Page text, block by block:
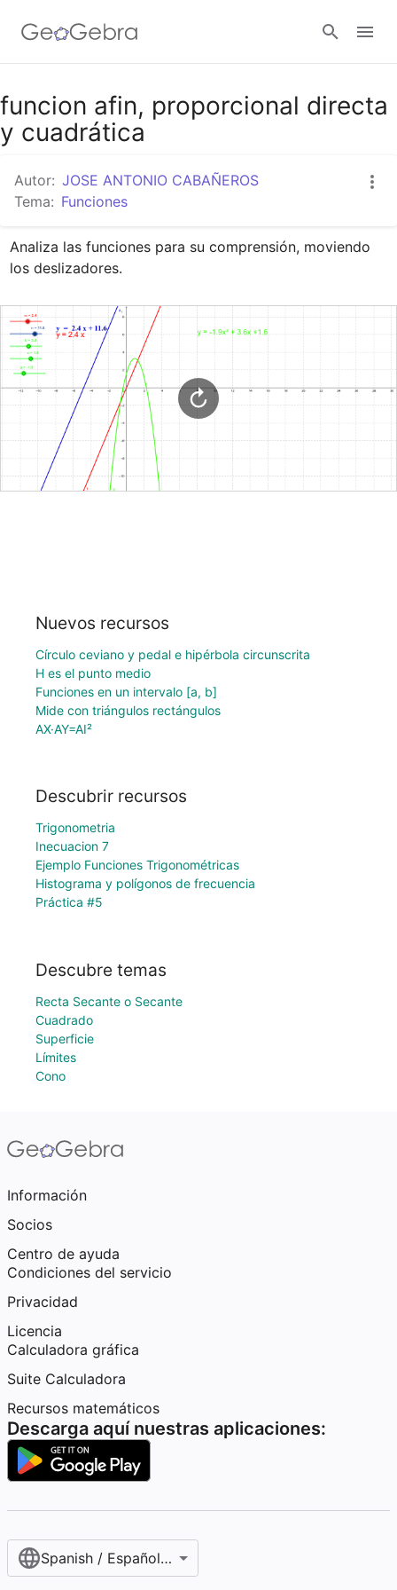
Google Classroom
funcion afin, proporcional directa
y cuadrática
Autor: JOSE ANTONIO CABAÑEROS
Tema: Funciones
Analiza las funciones para su comprensión, moviendo
los deslizadores.
Nuevos recursos
Círculo ceviano y pedal e hipérbola circunscrita
H es el punto medio
Funciones en un intervalo [a, b]
Mide con triángulos rectángulos
AX·AY=AI²
Descubrir recursos
Trigonometria
Inecuacion 7
Ejemplo Funciones Trigonométricas
Histograma y polígonos de frecuencia
Práctica #5
Descubre temas
Recta Secante o Secante
Cuadrado
Superficie
Límites
Cono
Información
Socios
Centro de ayuda
Condiciones del servicio
Privacidad
Licencia
Calculadora gráfica
Suite Calculadora
Recursos matemáticos
Descarga aquí nuestras aplicaciones:
Spanish / Español (internacional)